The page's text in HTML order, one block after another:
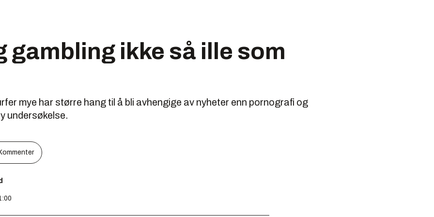
gambling ikke så ille som
mye har større hang til å bli avhengige av nyheter enn pornografi og
undersøkelse.